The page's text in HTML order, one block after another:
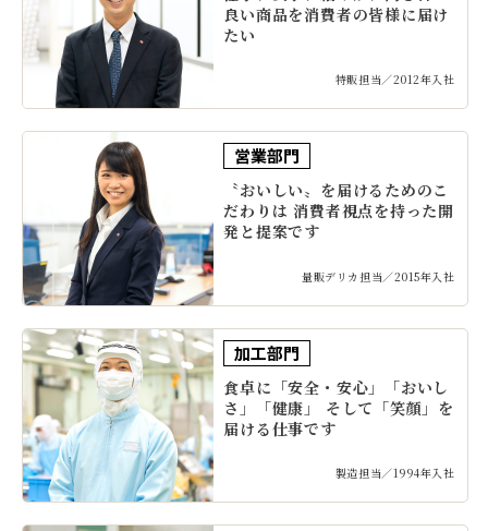
良い商品を消費者の皆様に届け
たい
特販担当／2012年入社
営業部門
〝おいしい〟を届けるためのこ
だわりは 消費者視点を持った開
発と提案です
量販デリカ担当／2015年入社
加工部門
食卓に「安全・安心」「おいし
さ」「健康」 そして「笑顔」を
届ける仕事です
製造担当／1994年入社